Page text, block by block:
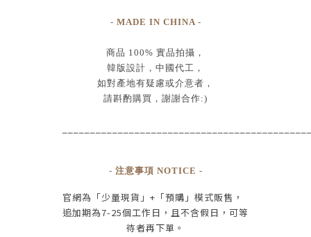
- MADE IN CHINA -
商品 100% 實品拍攝 ，
韓版設計，中國代工 ，
如對產地有疑慮或介意者，
請斟酌購買， 謝謝合作:)
- 注意事項 NOTICE -
官網為 「少量現貨」+ 「預購」模式販售，
追加期為7-25個工作日 ，且不含假日 ， 可等
待者再下單 。